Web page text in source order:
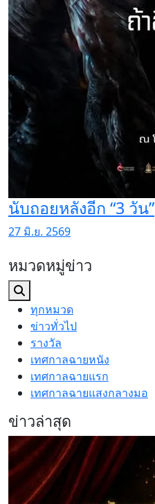
นับถอยหลังอีก “3 วัน”
27 มิ.ย. 2569
หมวดหมู่ข่าว
ทุกหมวด
ข่าวทั่วไป
รางวัล
เทศกาลฉายหนัง
เทศกาลฉายแรก
เทศกาลฉายแสงกลางมอ
ข่าวล่าสุด